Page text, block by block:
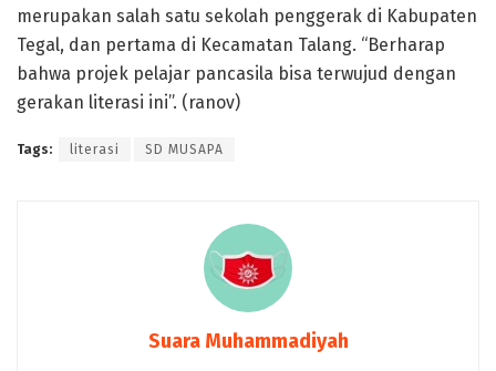
merupakan salah satu sekolah penggerak di Kabupaten
Tegal, dan pertama di Kecamatan Talang. “Berharap
bahwa projek pelajar pancasila bisa terwujud dengan
gerakan literasi ini”. (ranov)
Tags: literasi SD MUSAPA
Suara Muhammadiyah